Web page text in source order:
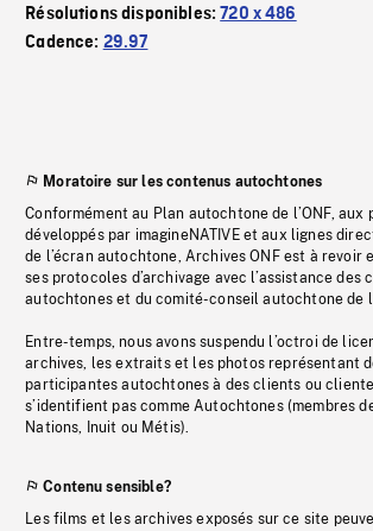
Résolutions disponibles:720 x 486
Cadence: 29.97
Moratoire sur les contenus autochtones
Conformément au Plan autochtone de l’ONF, aux
développés par imagineNATIVE et aux lignes
de l’écran autochtone, Archives ONF est à revoir
ses protocoles d’archivage avec l’assistance des
autochtones et du comité-conseil autochtone de
Entre-temps, nous avons suspendu l’octroi de
archives, les extraits et les photos représentant
participantes autochtones à des clients ou
s’identifient pas comme Autochtones (membres
Nations, Inuit ou Métis).
Contenu sensible?
Les films et les archives exposés sur ce site